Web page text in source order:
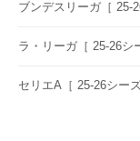
ブンデスリーガ［ 25-
ラ・リーガ［ 25-26
セリエA［ 25-26シー